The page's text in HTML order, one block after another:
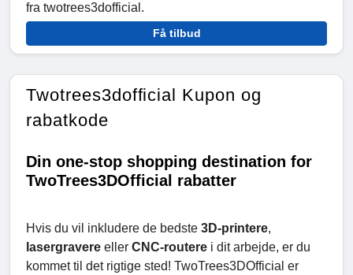
fra twotrees3dofficial.
Få tilbud
Twotrees3dofficial Kupon og
rabatkode
Din one-stop shopping destination for
TwoTrees3DOfficial rabatter
Hvis du vil inkludere de bedste 3D-printere,
lasergravere eller CNC-routere i dit arbejde, er du
kommet til det rigtige sted! TwoTrees3DOfficial er